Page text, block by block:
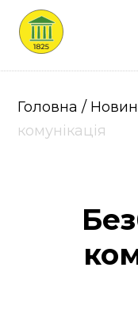
Головна
нас
Структура
Головна /
комунікація